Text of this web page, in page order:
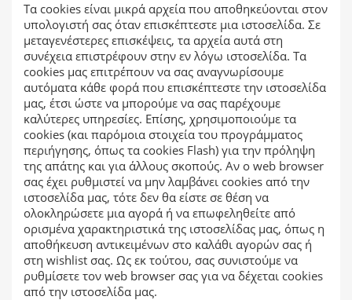
Τα cookies είναι μικρά αρχεία που αποθηκεύονται στον
υπολογιστή σας όταν επισκέπτεστε μια ιστοσελίδα. Σε
μεταγενέστερες επισκέψεις, τα αρχεία αυτά στη
συνέχεια επιστρέφουν στην εν λόγω ιστοσελίδα. Τα
cookies μας επιτρέπουν να σας αναγνωρίσουμε
αυτόματα κάθε φορά που επισκέπτεστε την ιστοσελίδα
μας, έτσι ώστε να μπορούμε να σας παρέχουμε
καλύτερες υπηρεσίες. Επίσης, χρησιμοποιούμε τα
cookies (και παρόμοια στοιχεία του προγράμματος
περιήγησης, όπως τα cookies Flash) για την πρόληψη
της απάτης και για άλλους σκοπούς. Αν ο web browser
σας έχει ρυθμιστεί να μην λαμβάνει cookies από την
ιστοσελίδα μας, τότε δεν θα είστε σε θέση να
ολοκληρώσετε μια αγορά ή να επωφεληθείτε από
ορισμένα χαρακτηριστικά της ιστοσελίδας μας, όπως η
αποθήκευση αντικειμένων στο καλάθι αγορών σας ή
στη wishlist σας. Ως εκ τούτου, σας συνιστούμε να
ρυθμίσετε τον web browser σας για να δέχεται cookies
από την ιστοσελίδα μας.